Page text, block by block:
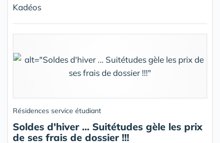
Kadéos
Résidences service étudiant
Soldes d'hiver ... Suitétudes gèle les prix
de ses frais de dossier !!!